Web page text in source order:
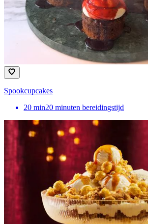
Spookcupcakes
20 min20 minuten bereidingstijd